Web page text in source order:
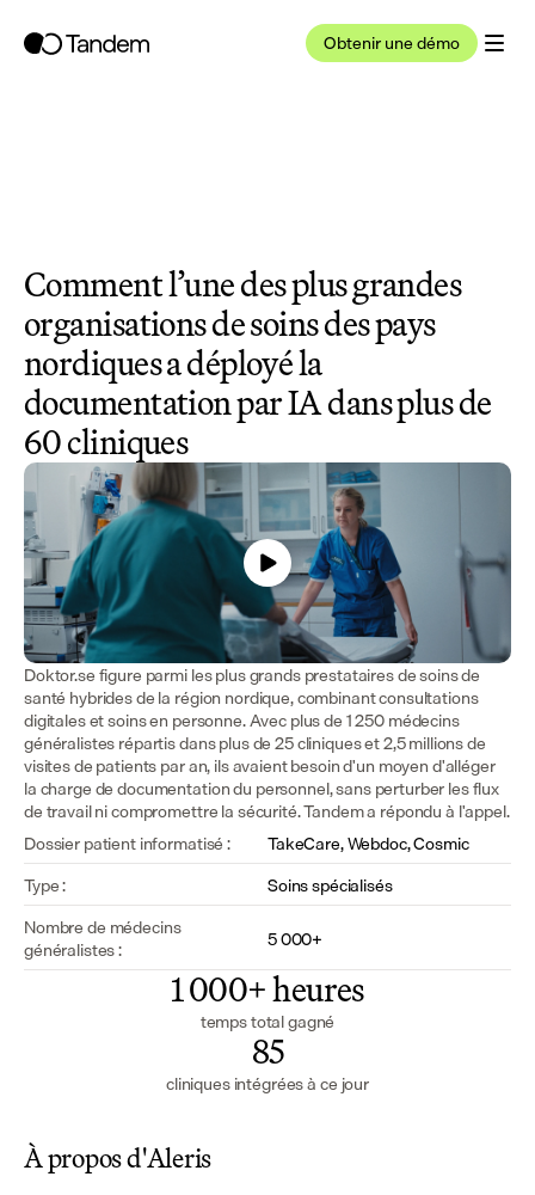
Obtenir une démo
Comment l’une des plus grandes
organisations de soins des pays
nordiques a déployé la
documentation par IA dans plus de
60 cliniques
Doktor.se figure parmi les plus grands prestataires de soins de
santé hybrides de la région nordique, combinant consultations
digitales et soins en personne. Avec plus de 1 250 médecins
généralistes répartis dans plus de 25 cliniques et 2,5 millions de
visites de patients par an, ils avaient besoin d'un moyen d'alléger
la charge de documentation du personnel, sans perturber les flux
de travail ni compromettre la sécurité. Tandem a répondu à l'appel.
Dossier patient informatisé :
TakeCare, Webdoc, Cosmic
Type :
Soins spécialisés
Nombre de médecins
généralistes :
5 000+
1 000+ heures
temps total gagné
85
cliniques intégrées à ce jour
À propos d'Aleris